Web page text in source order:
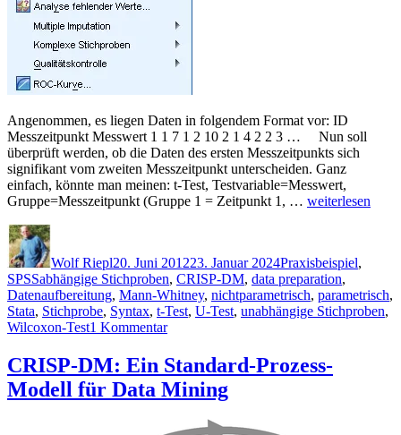
Angenommen, es liegen Daten in folgendem Format vor: ID
Messzeitpunkt Messwert 1 1 7 1 2 10 2 1 4 2 2 3 … Nun soll
überprüft werden, ob die Daten des ersten Messzeitpunkts sich
signifikant vom zweiten Messzeitpunkt unterscheiden. Ganz
einfach, könnte man meinen: t-Test, Testvariable=Messwert,
Gruppe=Messzeitpunkt (Gruppe 1 = Zeitpunkt 1, …
long-
und
wide-
Format“
weiterlesen
Wolf Riepl20. Juni 201223. Januar 2024Praxisbeispiel,
SPSSSchlagwörter
abhängige Stichproben, CRISP-DM, data preparation,
Datenaufbereitung, Mann-Whitney, nichtparametrisch, parametrisch,
Stata, Stichprobe, Syntax, t-Test, U-Test, unabhängige Stichproben,
Wilcoxon-Test1 Kommentarzu
für
abhängige
Stichproben:
CRISP-DM: Ein Standard-Prozess-
Modell für Data Mining